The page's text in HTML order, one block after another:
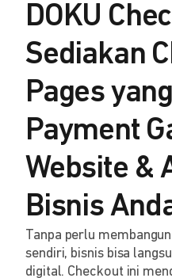
DOKU
Sediakan
Pages
Payment
Website &
Bisnis
Tanpa perlu
sendiri, bisnis bisa
digital. Checkout ini